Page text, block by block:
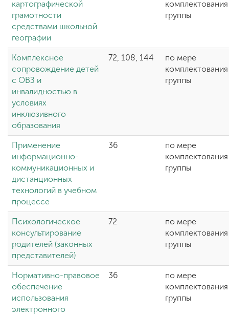
картографической
грамотности
средствами школьной
географии
комплектования
группы
Комплексное
сопровождение детей
с ОВЗ и
инвалидностью в
условиях
инклюзивного
образования
72, 108, 144
по мере
комплектования
группы
Применение
информационно-
коммуникационных и
дистанционных
технологий в учебном
процессе
36
по мере
комплектования
группы
Психологическое
консультирование
родителей (законных
представителей)
72
по мере
комплектования
группы
Нормативно-правовое
обеспечение
использования
электронного
36
по мере
комплектования
группы